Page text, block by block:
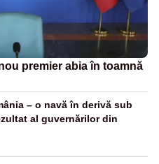
premier abia în toamnă
– o navă în derivă sub
al guvernărilor din